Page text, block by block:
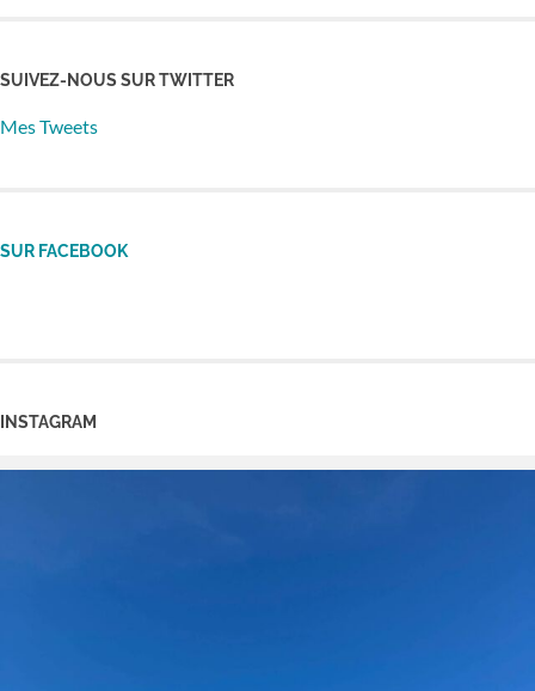
SUIVEZ-NOUS SUR TWITTER
Mes Tweets
SUR FACEBOOK
INSTAGRAM